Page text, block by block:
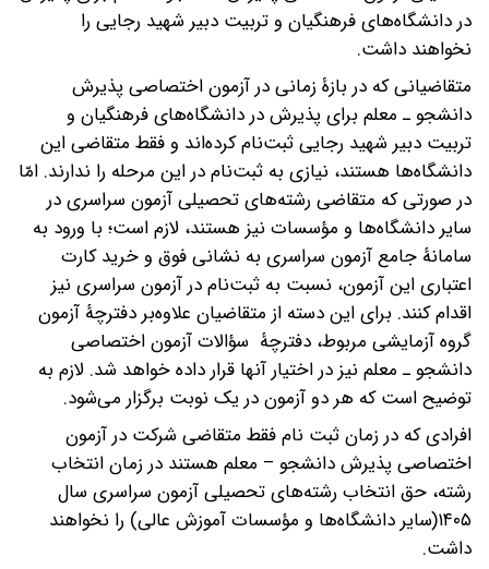
در دانشگاه‌های فرهنگیان و تربیت دبیر شهید رجایی را
نخواهند داشت.
متقاضیانی که در بازۀ زمانی در آزمون اختصاصی پذیرش
دانشجو ـ معلم برای پذیرش در دانشگاه‌های فرهنگیان و
تربیت دبیر شهید رجایی ثبت‌نام کرده‌اند و فقط متقاضی این
دانشگاه‌ها هستند، نیازی به ثبت‌نام در این مرحله را ندارند. امّا
در صورتی که متقاضی رشته‌های تحصیلی آزمون سراسری در
سایر دانشگاه‌ها و مؤسسات نیز هستند، لازم است؛ با ورود به
سامانۀ جامع آزمون سراسری به نشانی فوق و خرید کارت
اعتباری این آزمون، نسبت به ثبت‌نام در آزمون سراسری نیز
اقدام کنند. برای این دسته از متقاضیان علاوه‌بر دفترچۀ آزمون
گروه آزمایشی مربوط، دفترچۀ سؤالات آزمون اختصاصی
دانشجو ـ معلم نیز در اختیار آنها قرار داده خواهد شد. لازم به
توضیح است که هر دو آزمون در یک نوبت برگزار می‌شود.
افرادی که در زمان ثبت نام فقط متقاضی شرکت در آزمون
اختصاصی پذیرش دانشجو – معلم هستند در زمان انتخاب
رشته، حق انتخاب‌ رشته‌های تحصیلی آزمون سراسری سال
۱۴۰۵(سایر دانشگاه‌ها و مؤسسات آموزش عالی) را نخواهند
داشت.